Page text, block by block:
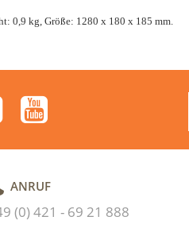
0,9 kg, Größe: 1280 x 180 x 185 mm.
ANRUF
(0) 421 - 69 21 888